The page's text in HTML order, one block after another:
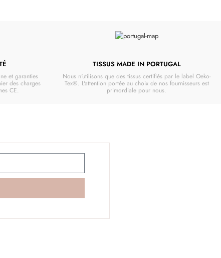
et garanties
des charges
CE.
TISSUS MADE IN PORTUGAL
Nous n'utilisons que des tissus certifiés par le label Oeko-
Tex®. L'attention portée au choix de nos fournisseurs est
primordiale pour nous.